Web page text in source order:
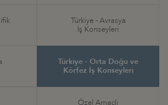
Türkiye - Avrasya
İş Konseyleri
Türkiye - Orta Doğu ve
Körfez İş Konseyleri
Özel Amaçlı